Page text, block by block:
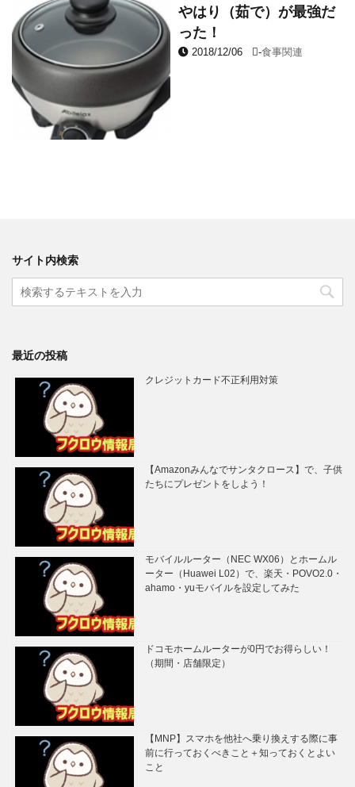
やはり（茹で）が最強だ
った！
2018/12/06 -食事関連
サイト内検索
最近の投稿
クレジットカード不正利用対策
【Amazonみんなでサンタクロース】で、子供
たちにプレゼントをしよう！
モバイルルーター（NEC WX06）とホームル
ーター（Huawei L02）で、楽天・POVO2.0・
ahamo・yuモバイルを設定してみた
ドコモホームルーターが0円でお得らしい！
（期間・店舗限定）
【MNP】スマホを他社へ乗り換えする際に事
前に行っておくべきこと＋知っておくとよい
こと